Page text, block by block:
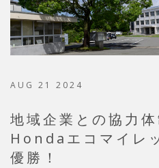
AUG 21 2024
地域企業との協力
Hondaエコマイレ
優勝！